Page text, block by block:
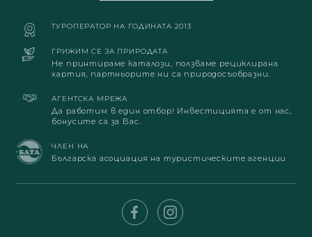
ТУРОПЕРАТОР НА ГОДИНАТА 2013
ГРИЖИМ СЕ ЗА ПРИРОДАТА
Не принтираме каталози, ползваме рециклирана
хартия, партньорите ни са природосъобразни.
АГЕНТСКА МРЕЖА
Да работим в един отбор! Инвестицията е от нас,
бонусите са за Вас.
ЧЛЕН НА
Българска асоциация на туристическите агенции